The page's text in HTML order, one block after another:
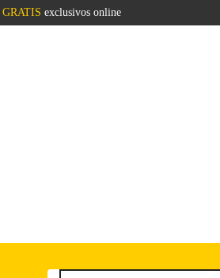
GRATIS exclusivos online